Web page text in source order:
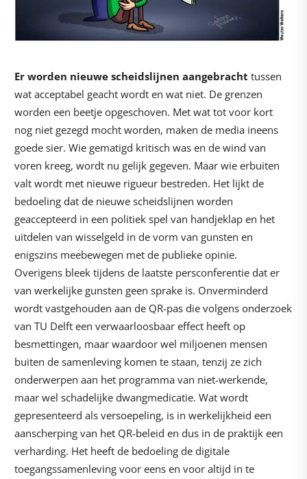
Er worden nieuwe scheidslijnen aangebracht tussen
wat acceptabel geacht wordt en wat niet. De grenzen
worden een beetje opgeschoven. Met wat tot voor kort
nog niet gezegd mocht worden, maken de media ineens
goede sier. Wie gematigd kritisch was en de wind van
voren kreeg, wordt nu gelijk gegeven. Maar wie erbuiten
valt wordt met nieuwe rigueur bestreden. Het lijkt de
bedoeling dat de nieuwe scheidslijnen worden
geaccepteerd in een politiek spel van handjeklap en het
uitdelen van wisselgeld in de vorm van gunsten en
enigszins meebewegen met de publieke opinie.
Overigens bleek tijdens de laatste persconferentie dat er
van werkelijke gunsten geen sprake is. Onverminderd
wordt vastgehouden aan de QR-pas die volgens onderzoek
van TU Delft een verwaarloosbaar effect heeft op
besmettingen, maar waardoor wel miljoenen mensen
buiten de samenleving komen te staan, tenzij ze zich
onderwerpen aan het programma van niet-werkende,
maar wel schadelijke dwangmedicatie. Wat wordt
gepresenteerd als versoepeling, is in werkelijkheid een
aanscherping van het QR-beleid en dus in de praktijk een
verharding. Het heeft de bedoeling de digitale
toegangssamenleving voor eens en voor altijd in te